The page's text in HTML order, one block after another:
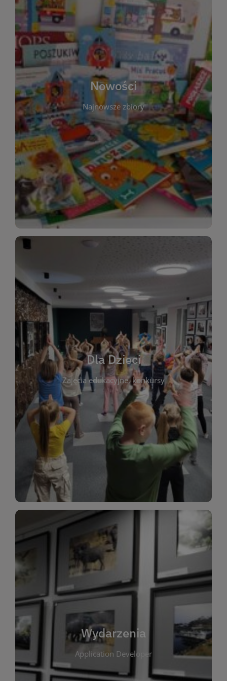
Nowości
Najnowsze zbiory
W tej sekcji prezentujemy najnowsze książki,
audiobooki oraz filmy, które właśnie trafiły do
zbiorów Miejskiej Biblioteki Publicznej w
Starachowicach. Regularnie aktualizujemy listę,
aby Czytelnicy mogli na bieżąco odkrywać świeże
tytuły i najciekawsze premiery wydawnicze. Każda
pozycja opatrzona jest krótkim opisem i
informacją o dostępności w katalogu. Zachęcamy
do częstych odwiedzin – nowości pojawiają się
niemal każdego tygodnia! Dzięki tej zakładce
zawsze będziesz wiedzieć, co warto przeczytać
jako pierwsze.
WIĘCEJ
Dla Dzieci
Zajęcia edukacyjne, konkursy
Dla Dzieci
To miejsce stworzone z myślą o najmłodszych
czytelnikach i ich rodzicach. Znajdziesz tu
informacje o zajęciach edukacyjnych, konkursach
plastycznych i spotkaniach z autorami książek dla
dzieci. Biblioteka oferuje bogaty wybór bajek,
opowiadań i lektur szkolnych, a także przyjazny
kącik do wspólnego czytania. Pragniemy
rozbudzać miłość do książek od najmłodszych lat.
Zapraszamy do wspólnej zabawy i odkrywania
świata literatury!
WIĘCEJ
Wydarzenia
Application Developer
Wydarzenia
W tej zakładce publikujemy informacje o
wszystkich wydarzeniach organizowanych przez
bibliotekę. Znajdziesz tu zapowiedzi spotkań
autorskich, warsztatów, prelekcji i zajęć
tematycznych dla różnych grup wiekowych. Każde
wydarzenie ma na celu promowanie kultury
czytelniczej oraz integrację społeczności lokalnej.
Dzięki kalendarzowi wydarzeń możesz łatwo